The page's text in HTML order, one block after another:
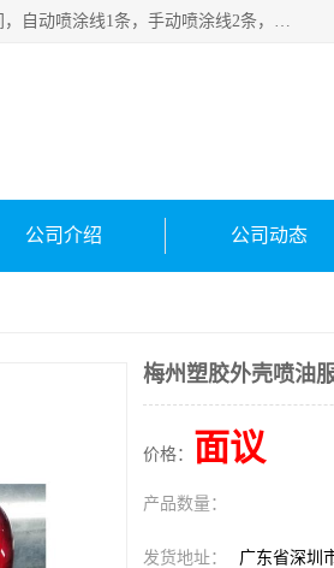
良鸿塑胶五金有限公司成 立于1998年，现厂房占地面积1200平方米，拥有十万级无尘车间，自动喷涂线1条，手动喷涂线2条，丝印移印滚印烫印拉线1条，本公司自建厂以来一直 以“顾客、品质、服务三个第一”为原则，从来货到处理、喷漆、烘烤、品检、包装等每一道工序都严格把持质量关，竭诚为广大朋友、客户服务。现如今已深得广 大客户信赖。
公司介绍 公司动态
梅州塑胶外壳喷油
价格： 面议
产品数量：
发货地址： 广东省深圳